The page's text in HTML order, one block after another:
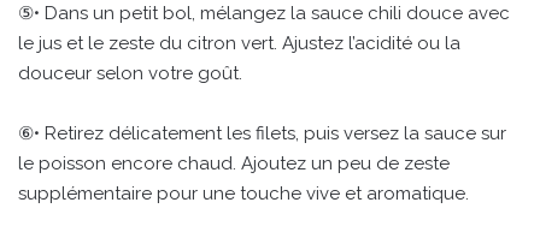
⑤• Dans un petit bol, mélangez la sauce chili douce avec
le jus et le zeste du citron vert. Ajustez l’acidité ou la
douceur selon votre goût.
⑥• Retirez délicatement les filets, puis versez la sauce sur
le poisson encore chaud. Ajoutez un peu de zeste
supplémentaire pour une touche vive et aromatique.